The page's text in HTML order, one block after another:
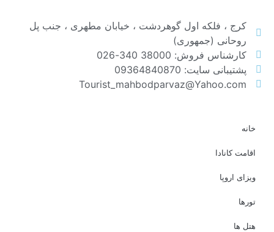
کرج ، فلکه اول گوهردشت ، خیابان مطهری ، جنب پل
روحانی (جمهوری)
کارشناس فروش: 38000 340-026
پشتیبانی سایت: 09364840870
Tourist_mahbodparvaz@Yahoo.com
خانه
اقامت کانادا
ویزای اروپا
تورها
هتل ها